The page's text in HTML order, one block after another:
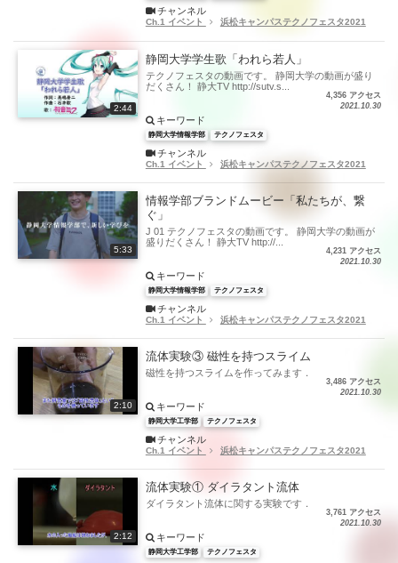
チャンネル
Ch.1 イベント 浜松キャンパステクノフェスタ2021
2:44
静岡大学学生歌「われら若人」
テクノフェスタの動画です。 静岡大学の動画が盛り
だくさん！ 静大TV http://sutv.s...
4,356 アクセス
2021.10.30
キーワード
静岡大学情報学部 テクノフェスタ
チャンネル
Ch.1 イベント 浜松キャンパステクノフェスタ2021
5:33
情報学部ブランドムービー「私たちが、繋
ぐ」
J 01 テクノフェスタの動画です。 静岡大学の動画が
盛りだくさん！ 静大TV http://...
4,231 アクセス
2021.10.30
キーワード
静岡大学情報学部 テクノフェスタ
チャンネル
Ch.1 イベント 浜松キャンパステクノフェスタ2021
2:10
流体実験③ 磁性を持つスライム
磁性を持つスライムを作ってみます．
3,486 アクセス
2021.10.30
キーワード
静岡大学工学部 テクノフェスタ
チャンネル
Ch.1 イベント 浜松キャンパステクノフェスタ2021
2:12
流体実験① ダイラタント流体
ダイラタント流体に関する実験です．
3,761 アクセス
2021.10.30
キーワード
静岡大学工学部 テクノフェスタ